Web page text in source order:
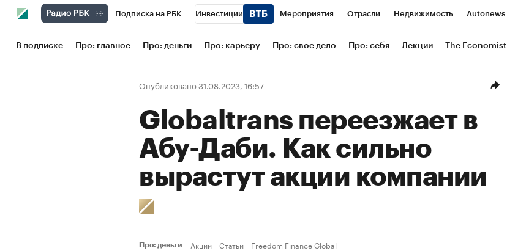
Подписка на РБК Инвестиции Мероприятия Отрасли Недвижимость Autonews
Школа управления РБК РБК Образование РБК Life Тренды Визионеры
Рынок наличной валюты
В подписке Про: главное Про: деньги Про: карьеру Про: свое дело Про: себя Лекции The Economist
Опубликовано 31.08.2023, 16:57
Globaltrans переезжает в
Абу-Даби. Как сильно
вырастут акции компании
Про: деньги Акции Статьи Freedom Finance Global